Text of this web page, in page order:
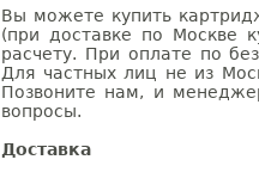
Вы можете купить
(при доставке по Москве
расчету. При оплате по
Для частных лиц не из
Позвоните нам, и
вопросы.
Доставка